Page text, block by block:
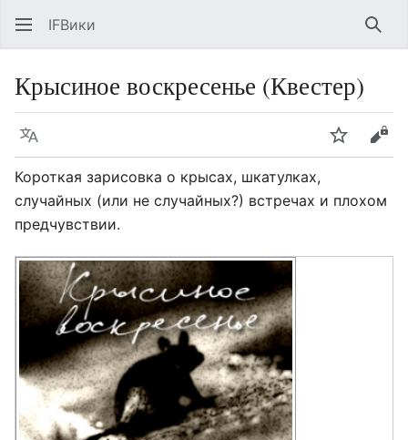
IFВики
Крысиное воскресенье (Квестер)
Язык Следить
Короткая зарисовка о крысах, шкатулках,
случайных (или не случайных?) встречах и плохом
предчувствии.